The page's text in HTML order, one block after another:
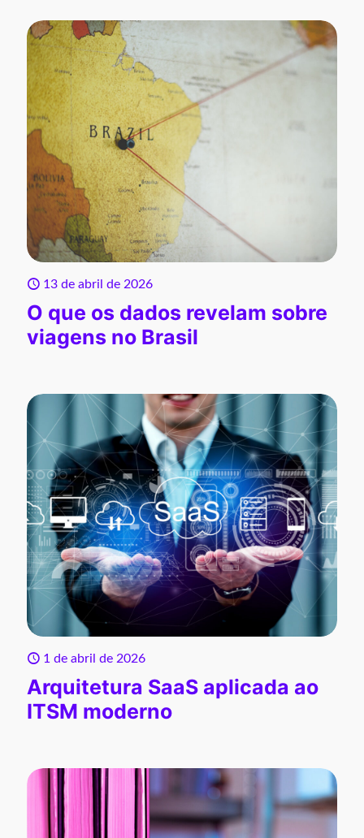
13 de abril de 2026
O que os dados revelam sobre
viagens no Brasil
1 de abril de 2026
Arquitetura SaaS aplicada ao
ITSM moderno